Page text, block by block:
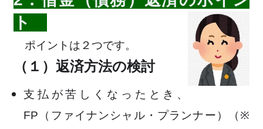
ト
ポイントは２つです。
（１）返済方法の検討
支払が苦しくなったとき、
FP（ファイナンシャル・プランナー）（ ※